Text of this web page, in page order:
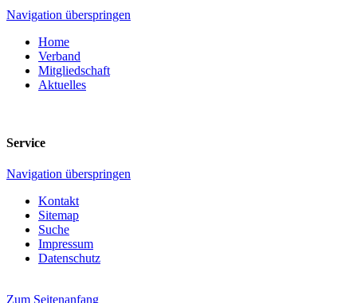
Navigation überspringen
Home
Verband
Mitgliedschaft
Aktuelles
Service
Navigation überspringen
Kontakt
Sitemap
Suche
Impressum
Datenschutz
Zum Seitenanfang